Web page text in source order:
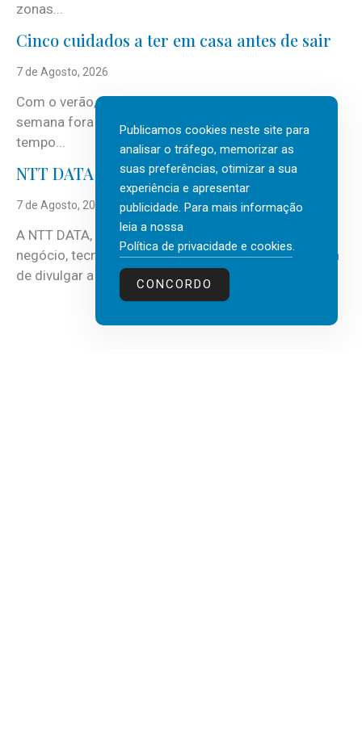
zonas...
Cinco cuidados a ter em casa antes de sair
7 de Agosto, 2026
Com o verão, chegam também as férias, os fins-de-
semana fora e os dias em que a casa fica mais
tempo...
NTT DATA Insurtech Global Outlook 2026
7 de Agosto, 2026
A NTT DATA, consultora global em serviços de
negócio, tecnologia e inteligência artificial (IA), acaba
de divulgar a mais recente...
Publicamos cookies neste site para
analisar o tráfego, memorizar as
suas preferências, otimizar a sua
experiência e apresentar
publicidade. Para mais informação
leia a nossa
Política de privacidade e cookies.
CONCORDO